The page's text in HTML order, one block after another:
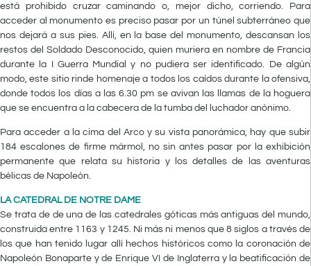
está prohibido cruzar caminando o, mejor dicho, corriendo. Para
acceder al monumento es preciso pasar por un túnel subterráneo que
nos dejará a sus pies. Allí, en la base del monumento, descansan los
restos del Soldado Desconocido, quien muriera en nombre de Francia
durante la I Guerra Mundial y no pudiera ser identificado. De algún
modo, este sitio rinde homenaje a todos los caídos durante la ofensiva,
donde todos los días a las 6.30 pm se avivan las llamas de la hoguera
que se encuentra a la cabecera de la tumba del luchador anónimo.
Para acceder a la cima del Arco y su vista panorámica, hay que subir
184 escalones de firme mármol, no sin antes pasar por la exhibición
permanente que relata su historia y los detalles de las aventuras
bélicas de Napoleón.
LA CATEDRAL DE NOTRE DAME
Se trata de de una de las catedrales góticas más antiguas del mundo,
construida entre 1163 y 1245. Ni más ni menos que 8 siglos a través de
los que han tenido lugar allí hechos históricos como la coronación de
Napoleón Bonaparte y de Enrique VI de Inglaterra y la beatificación de